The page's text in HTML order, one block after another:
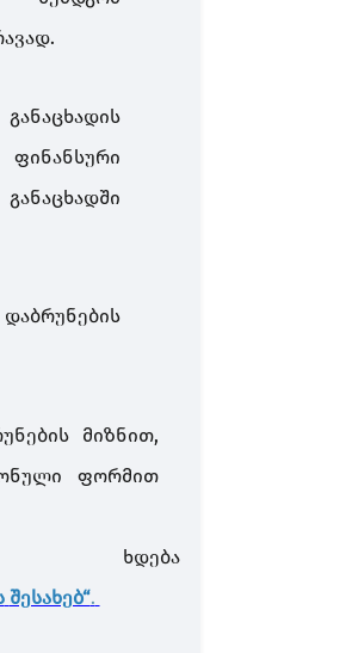
ფინანსური
მიზნით,
ფორმით
ხდება
შესახებ“.